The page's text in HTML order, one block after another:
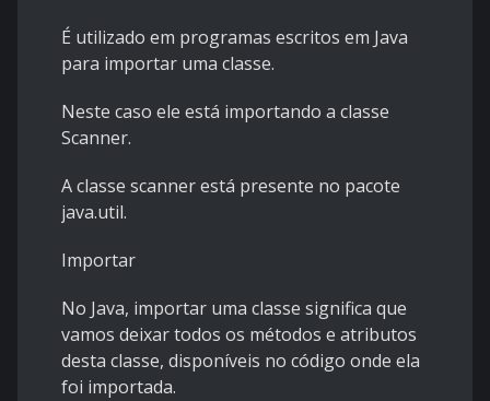
É utilizado em programas escritos em Java
para importar uma classe.
Neste caso ele está importando a classe
Scanner.
A classe scanner está presente no pacote
java.util.
Importar
No Java, importar uma classe significa que
vamos deixar todos os métodos e atributos
desta classe, disponíveis no código onde ela
foi importada.